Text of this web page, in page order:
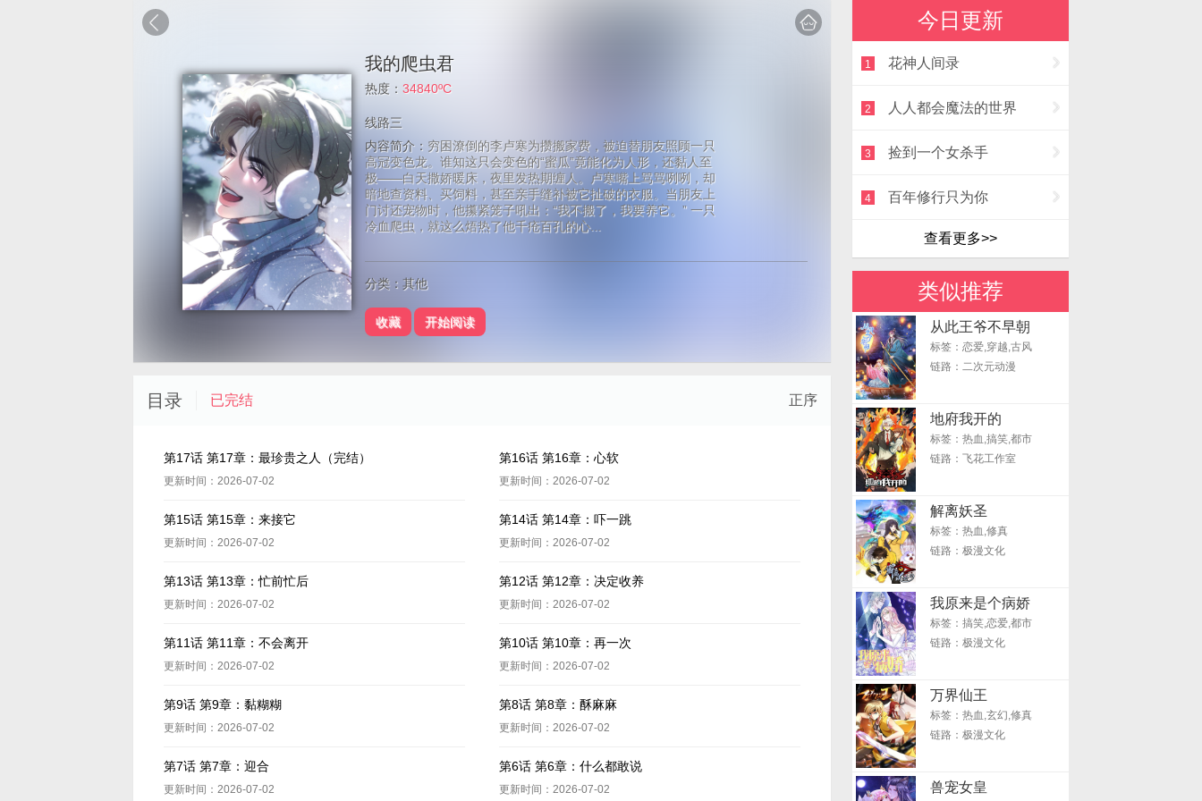
我的爬虫君
热度： 34840ºC
线路三
内容简介： 穷困潦倒的李卢寒为攒搬家费，被迫替朋友照顾一只
高冠变色龙。谁知这只会变色的“蜜瓜”竟能化为人形，还黏人至
极——白天撒娇暖床，夜里发热期缠人。卢寒嘴上骂骂咧咧，却
暗地查资料、买饲料，甚至亲手缝补被它扯破的衣服。当朋友上
门讨还宠物时，他攥紧笼子吼出：“我不搬了，我要养它。” 一只
冷血爬虫，就这么焐热了他千疮百孔的心...
分类：其他
收藏 开始阅读
目录 已完结 正序
第17话 第17章：最珍贵之人（完结）
更新时间：2026-07-02
第16话 第16章：心软
更新时间：2026-07-02
第15话 第15章：来接它
更新时间：2026-07-02
第14话 第14章：吓一跳
更新时间：2026-07-02
第13话 第13章：忙前忙后
更新时间：2026-07-02
第12话 第12章：决定收养
更新时间：2026-07-02
第11话 第11章：不会离开
更新时间：2026-07-02
第10话 第10章：再一次
更新时间：2026-07-02
第9话 第9章：黏糊糊
更新时间：2026-07-02
第8话 第8章：酥麻麻
更新时间：2026-07-02
第7话 第7章：迎合
更新时间：2026-07-02
第6话 第6章：什么都敢说
更新时间：2026-07-02
今日更新
1 花神人间录
2 人人都会魔法的世界
3 捡到一个女杀手
4 百年修行只为你
查看更多>>
类似推荐
从此王爷不早朝
标签：恋爱,穿越,古风
链路：二次元动漫
地府我开的
标签：热血,搞笑,都市
链路：飞花工作室
解离妖圣
标签：热血,修真
链路：极漫文化
我原来是个病娇
标签：搞笑,恋爱,都市
链路：极漫文化
万界仙王
标签：热血,玄幻,修真
链路：极漫文化
兽宠女皇